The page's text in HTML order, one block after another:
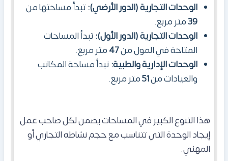
الوحدات التجارية (الدور الأرضي):تبدأ مساحتها من
39متر مربع.
الوحدات التجارية (الدور الأول):تبدأ المساحات
المتاحة في المولمن47متر مربع.
الوحدات الإدارية والطبية:تبدأ مساحة المكاتب
والعيادات من51متر مربع.
هذا التنوع الكبير في المساحات يضمن لكل صاحب عمل
إيجاد الوحدة التي تتناسب مع حجم نشاطه التجاري أو
المهني.